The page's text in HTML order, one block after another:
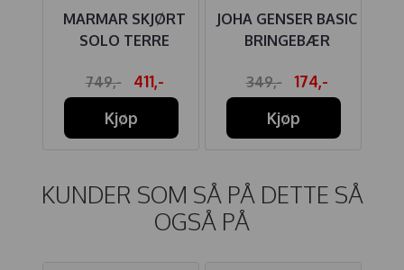
MARMAR SKJØRT
SOLO TERRE
749,-
411,-
Kjøp
JOHA GENSER BASIC
BRINGEBÆR
349,-
174,-
Kjøp
KUNDER SOM SÅ PÅ DETTE SÅ
OGSÅ PÅ